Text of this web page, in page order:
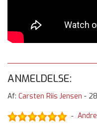
ANMELDELSE:
Af: Carsten Riis Jensen -
-